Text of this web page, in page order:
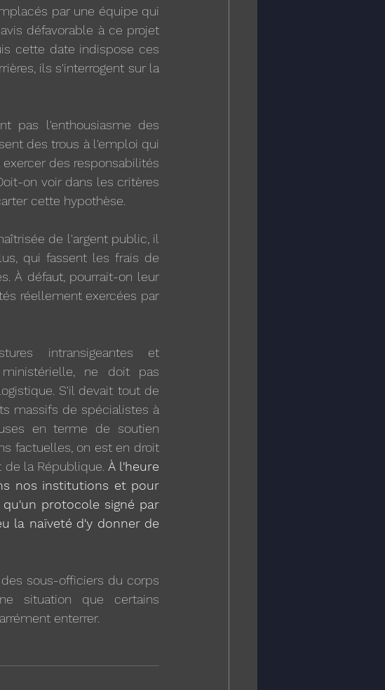
par une équipe qui
défavorable à ce projet
cette date indispose ces
ils s'interrogent sur la
pas l'enthousiasme des
des trous à l'emploi qui
des responsabilités
on voir dans les critères
cette hypothèse.
de l'argent public, il
qui fassent les frais de
À défaut, pourrait-on leur
réellement exercées par
intransigeantes et
ne doit pas
S'il devait tout de
massifs de spécialistes à
en terme de soutien
factuelles, on est en droit
la République. À l'heure
nos institutions et pour
protocole signé par
la naïveté d'y donner de
sous-officiers du corps
situation que certains
enterrer.